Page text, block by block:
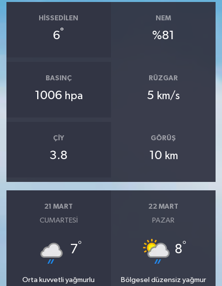
HISSEDILEN
6°
NEM
%81
BASINÇ
1006 hpa
RÜZGAR
5 km/s
ÇIY
3.8
GÖRÜŞ
10 km
21 MART
CUMARTESI
7°
Orta kuvvetli yağmurlu
22 MART
PAZAR
8°
Bölgesel düzensiz yağmur